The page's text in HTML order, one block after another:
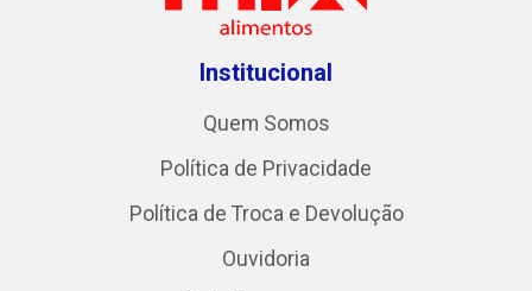
Institucional
Quem Somos
Política de Privacidade
Política de Troca e Devolução
Ouvidoria